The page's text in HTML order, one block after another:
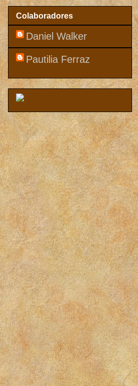
Colaboradores
Daniel Walker
Pautilia Ferraz